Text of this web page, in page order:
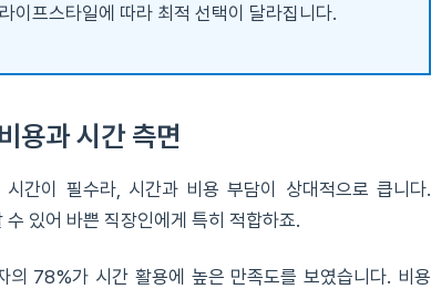
이프스타일에 따라 최적 선택이 달라집니다.
용과 시간 측면
간이 필수라, 시간과 비용 부담이 상대적으로 큽니다.
있어 바쁜 직장인에게 특히 적합하죠.
의 78%가 시간 활용에 높은 만족도를 보였습니다. 비용